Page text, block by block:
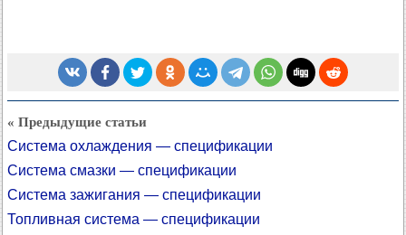
« Предыдущие статьи
Система охлаждения — спецификации
Система смазки — спецификации
Система зажигания — спецификации
Топливная система — спецификации